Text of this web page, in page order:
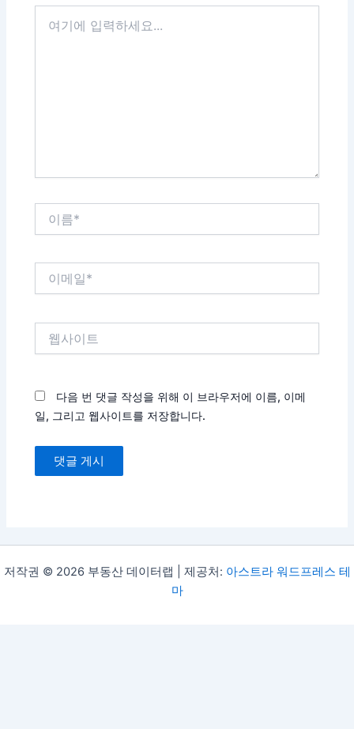
다음 번 댓글 작성을 위해 이 브라우저에 이름, 이메
일, 그리고 웹사이트를 저장합니다.
저작권 © 2026 부동산 데이터랩 | 제공처: 아스트라 워드프레스 테
마